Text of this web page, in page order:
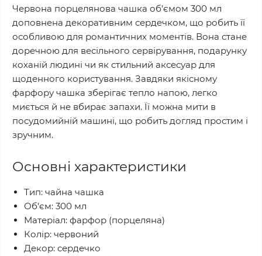
Червона порцелянова чашка об’ємом 300 мл
доповнена декоративним сердечком, що робить її
особливою для романтичних моментів. Вона стане
доречною для весільного сервірування, подарунку
коханій людині чи як стильний аксесуар для
щоденного користування. Завдяки якісному
фарфору чашка зберігає тепло напою, легко
миється й не вбирає запахи. Її можна мити в
посудомийній машині, що робить догляд простим і
зручним.
Основні характеристики
Тип: чайна чашка
Об’єм: 300 мл
Матеріал: фарфор (порцеляна)
Колір: червоний
Декор: сердечко